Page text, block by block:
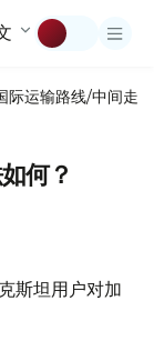
际运输路线/中间走廊
何？
斯坦用户对加